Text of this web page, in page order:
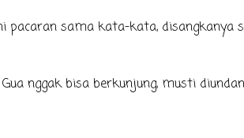
pacaran sama kata-kata, disangkanya
nggak bisa berkunjung, musti